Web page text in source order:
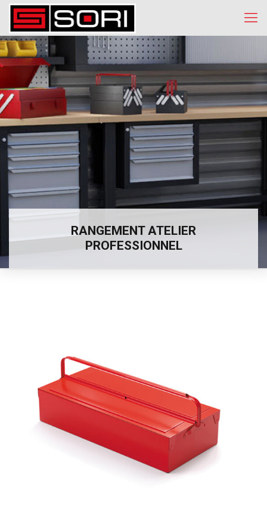
RANGEMENT ATELIER
PROFESSIONNEL